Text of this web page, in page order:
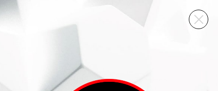
ВИННЫЙ СКЛАД